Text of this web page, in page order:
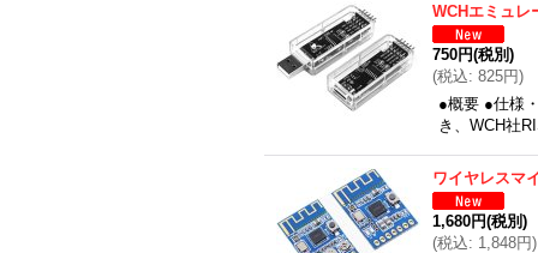
WCHエミュレ
750円(税別)
(税込: 825円)
●概要 ●仕様
き、WCH社
ワイヤレスマ
1,680円(税別)
(税込: 1,848円)